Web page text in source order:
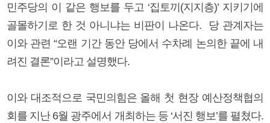
민주당의 이 같은 행보를 두고 ‘집토끼(지지층)’ 지키기에
골몰하기로 한 것 아니냐는 비판이 나온다. 당 관계자는
이와 관련 “오랜 기간 동안 당에서 수차례 논의한 끝에 내
려진 결론”이라고 설명했다.
이와 대조적으로 국민의힘은 올해 첫 현장 예산정책협의
회를 지난 6월 광주에서 개최하는 등 ‘서진 행보’를 펼쳤다.